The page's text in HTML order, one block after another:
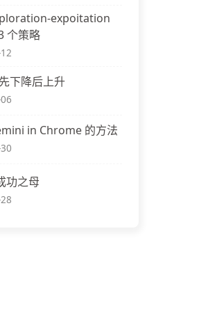
expoitation
个策略
下降后上升
in Chrome 的方法
功之母